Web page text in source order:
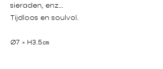
sieraden, enz...
Tijdloos en soulvol.
Ø7 × H3.5㎝